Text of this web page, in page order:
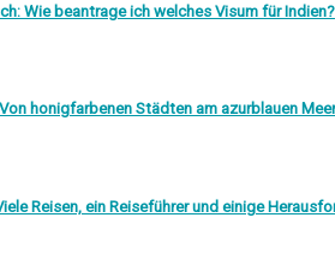
Wie beantrage ich welches Visum für Indien?
honigfarbenen Städten am azurblauen Meer
Reisen, ein Reiseführer und einige